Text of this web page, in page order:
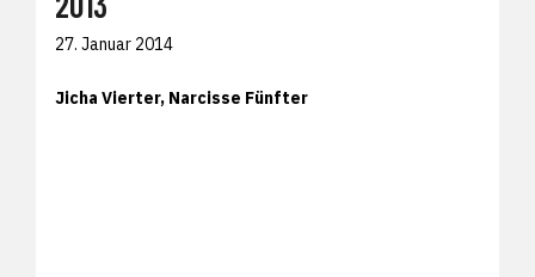
27. Januar 2014
Jicha Vierter, Narcisse Fünfter